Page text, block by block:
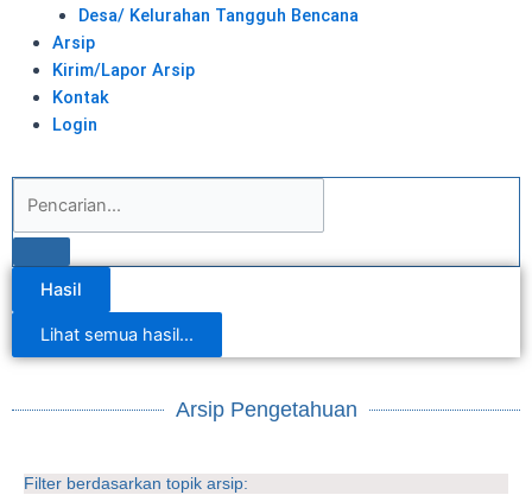
Desa/ Kelurahan Tangguh Bencana
Arsip
Kirim/Lapor Arsip
Kontak
Login
Hasil
Lihat semua hasil...
Arsip Pengetahuan
Filter berdasarkan topik arsip: